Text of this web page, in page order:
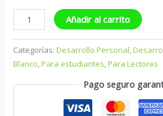
Añadir al carrito
Categorías:Desarrollo Personal,
Blanco,Para estudiantes,Para Lectores
Pago seguro